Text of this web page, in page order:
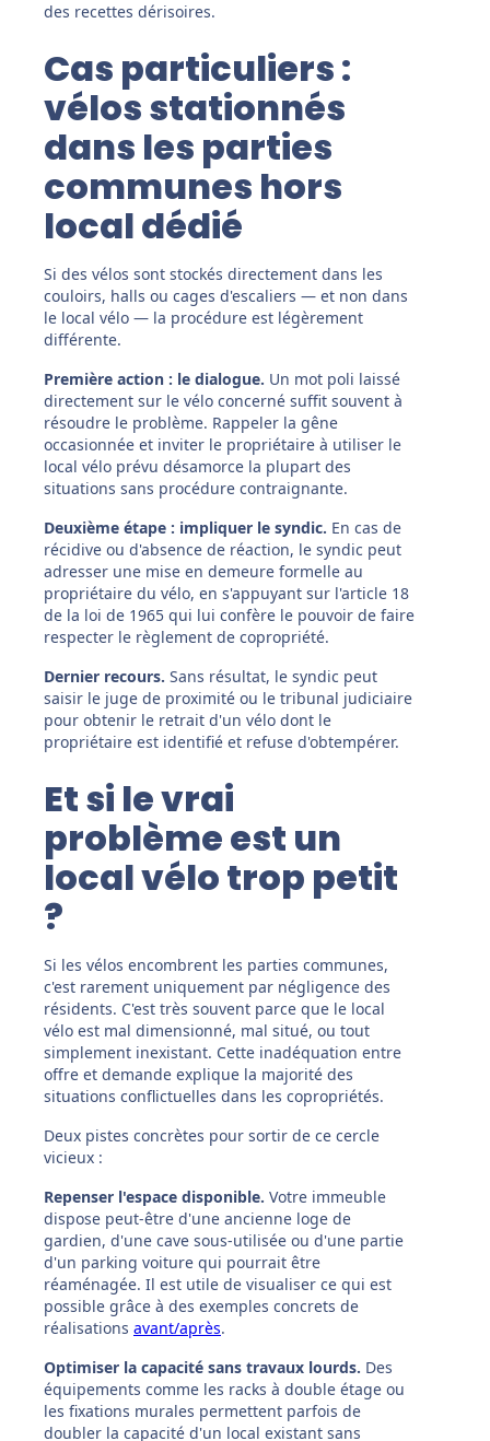
des recettes dérisoires.
Cas particuliers :
vélos stationnés
dans les parties
communes hors
local dédié
Si des vélos sont stockés directement dans les
couloirs, halls ou cages d'escaliers — et non dans
le local vélo — la procédure est légèrement
différente.
Première action : le dialogue. Un mot poli laissé
directement sur le vélo concerné suffit souvent à
résoudre le problème. Rappeler la gêne
occasionnée et inviter le propriétaire à utiliser le
local vélo prévu désamorce la plupart des
situations sans procédure contraignante.
Deuxième étape : impliquer le syndic. En cas de
récidive ou d'absence de réaction, le syndic peut
adresser une mise en demeure formelle au
propriétaire du vélo, en s'appuyant sur l'article 18
de la loi de 1965 qui lui confère le pouvoir de faire
respecter le règlement de copropriété.
Dernier recours. Sans résultat, le syndic peut
saisir le juge de proximité ou le tribunal judiciaire
pour obtenir le retrait d'un vélo dont le
propriétaire est identifié et refuse d'obtempérer.
Et si le vrai
problème est un
local vélo trop petit
?
Si les vélos encombrent les parties communes,
c'est rarement uniquement par négligence des
résidents. C'est très souvent parce que le local
vélo est mal dimensionné, mal situé, ou tout
simplement inexistant. Cette inadéquation entre
offre et demande explique la majorité des
situations conflictuelles dans les copropriétés.
Deux pistes concrètes pour sortir de ce cercle
vicieux :
Repenser l'espace disponible. Votre immeuble
dispose peut-être d'une ancienne loge de
gardien, d'une cave sous-utilisée ou d'une partie
d'un parking voiture qui pourrait être
réaménagée. Il est utile de visualiser ce qui est
possible grâce à des exemples concrets de
réalisations avant/après.
Optimiser la capacité sans travaux lourds. Des
équipements comme les racks à double étage ou
les fixations murales permettent parfois de
doubler la capacité d'un local existant sans